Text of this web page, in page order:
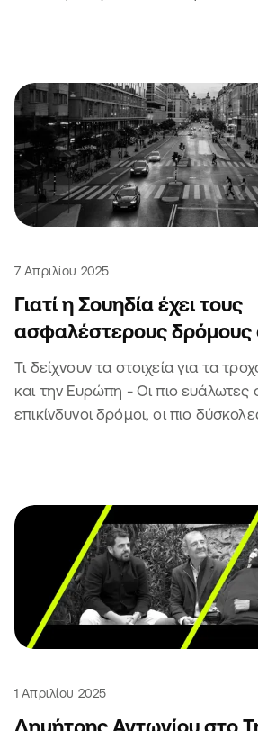
7 Απριλίου 2025
Γιατί η Σουηδία έχει τους
ασφαλέστερους δρόμους
Τι δείχνουν τα στοιχεία για τα
και την Ευρώπη - Οι πιο ευάλωτες
επικίνδυνοι δρόμοι, οι πιο
1 Απριλίου 2025
Δημήτρης Αντωνίου στο